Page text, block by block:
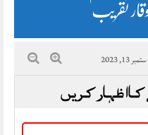
تقریب
ستمبر 13, 2023
کا اظہار کریں